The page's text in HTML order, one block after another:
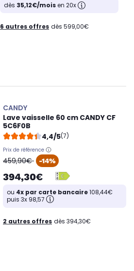
dès 35,12€/moisen 20x
6 autres offres dès 599,00€
CANDY
Lave vaisselle 60 cm CANDY CF
5C6F0B
4,4/5(7)
Prix de référence
oldPrice
459,90€ -14%
394,30€
ou 4x par carte bancaire108,44€
puis 3x 98,57
2 autres offres dès 394,30€